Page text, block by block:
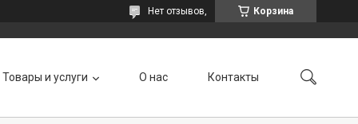
Корзина
Нет отзывов,
Товары и услуги О нас Контакты